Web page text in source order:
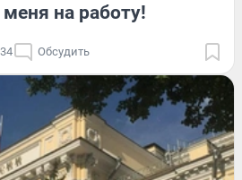
на работу!
Обсудить